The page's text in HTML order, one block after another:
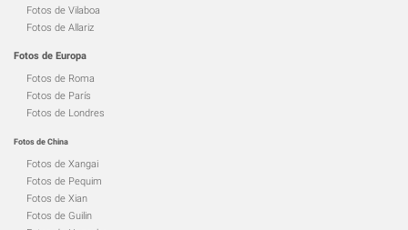
Fotos de Vilaboa
Fotos de Allariz
Fotos de Europa
Fotos de Roma
Fotos de París
Fotos de Londres
Fotos de China
Fotos de Xangai
Fotos de Pequim
Fotos de Xian
Fotos de Guilin